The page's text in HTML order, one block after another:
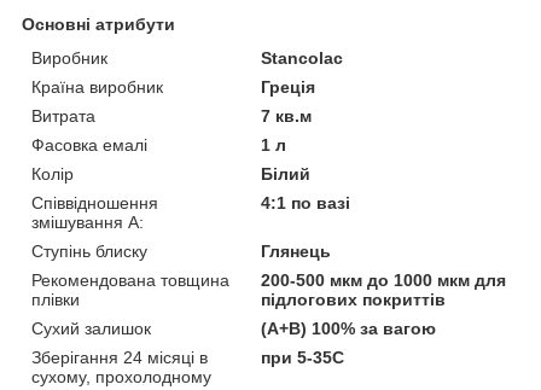
Основні атрибути
Виробник
Stancolac
Країна виробник
Греція
Витрата
7 кв.м
Фасовка емалі
1 л
Колір
Білий
Співвідношення
змішування А:
4:1 по вазі
Ступінь блиску
Глянець
Рекомендована товщина
плівки
200-500 мкм до 1000 мкм для
підлогових покриттів
Сухий залишок
(А+В) 100% за вагою
Зберігання 24 місяці в
сухому, прохолодному
при 5-35C